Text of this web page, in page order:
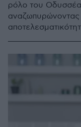
ρόλο του Οδυσσέα
αναζωπυρώνοντας